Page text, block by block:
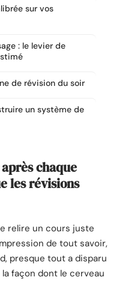
sur vos
: le levier de
de révision du soir
un système de
chaque
les révisions
relire un cours juste
de tout savoir,
presque tout a disparu
la façon dont le cerveau